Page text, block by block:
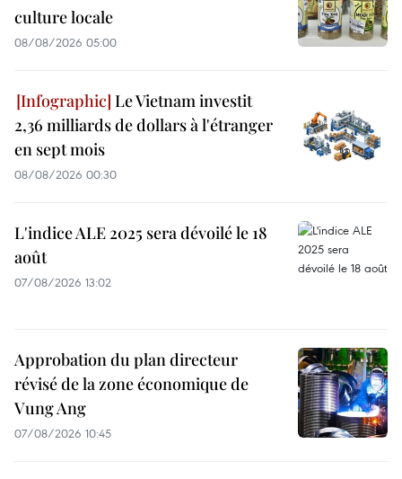
culture locale
08/08/2026 05:00
Le Vietnam investit
2,36 milliards de dollars à l'étranger
en sept mois
08/08/2026 00:30
L'indice ALE 2025 sera dévoilé le 18
août
07/08/2026 13:02
Approbation du plan directeur
révisé de la zone économique de
Vung Ang
07/08/2026 10:45